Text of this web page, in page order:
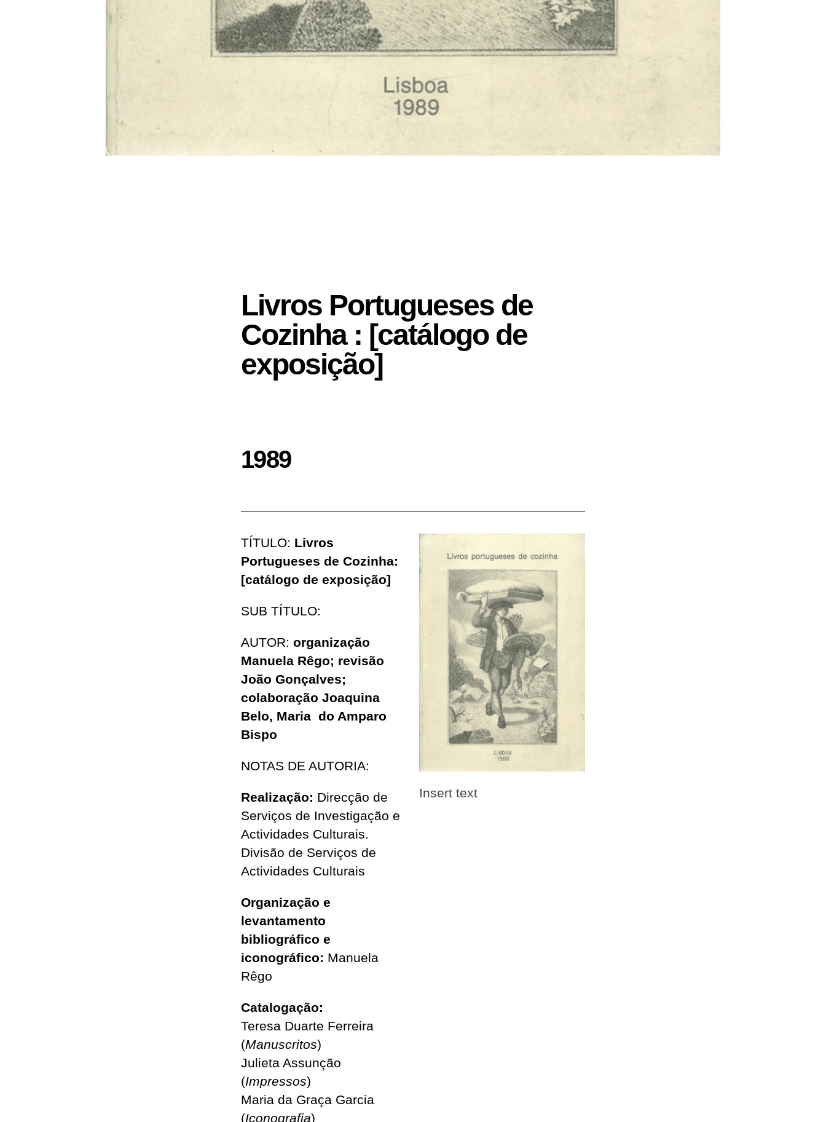
Livros Portugueses de
Cozinha : [catálogo de
exposição]
1989
TÍTULO: Livros
Portugueses de Cozinha:
[catálogo de exposição]
SUB TÍTULO:
AUTOR: organização
Manuela Rêgo; revisão
João Gonçalves;
colaboração Joaquina
Belo, Maria do Amparo
Bispo
NOTAS DE AUTORIA:
Realização: Direcção de
Serviços de Investigação e
Actividades Culturais.
Divisão de Serviços de
Actividades Culturais
Organização e
levantamento
bibliográfico e
iconográfico: Manuela
Rêgo
Catalogação:
Teresa Duarte Ferreira
(Manuscritos)
Julieta Assunção
(Impressos)
Maria da Graça Garcia
(Iconografia)
Insert text